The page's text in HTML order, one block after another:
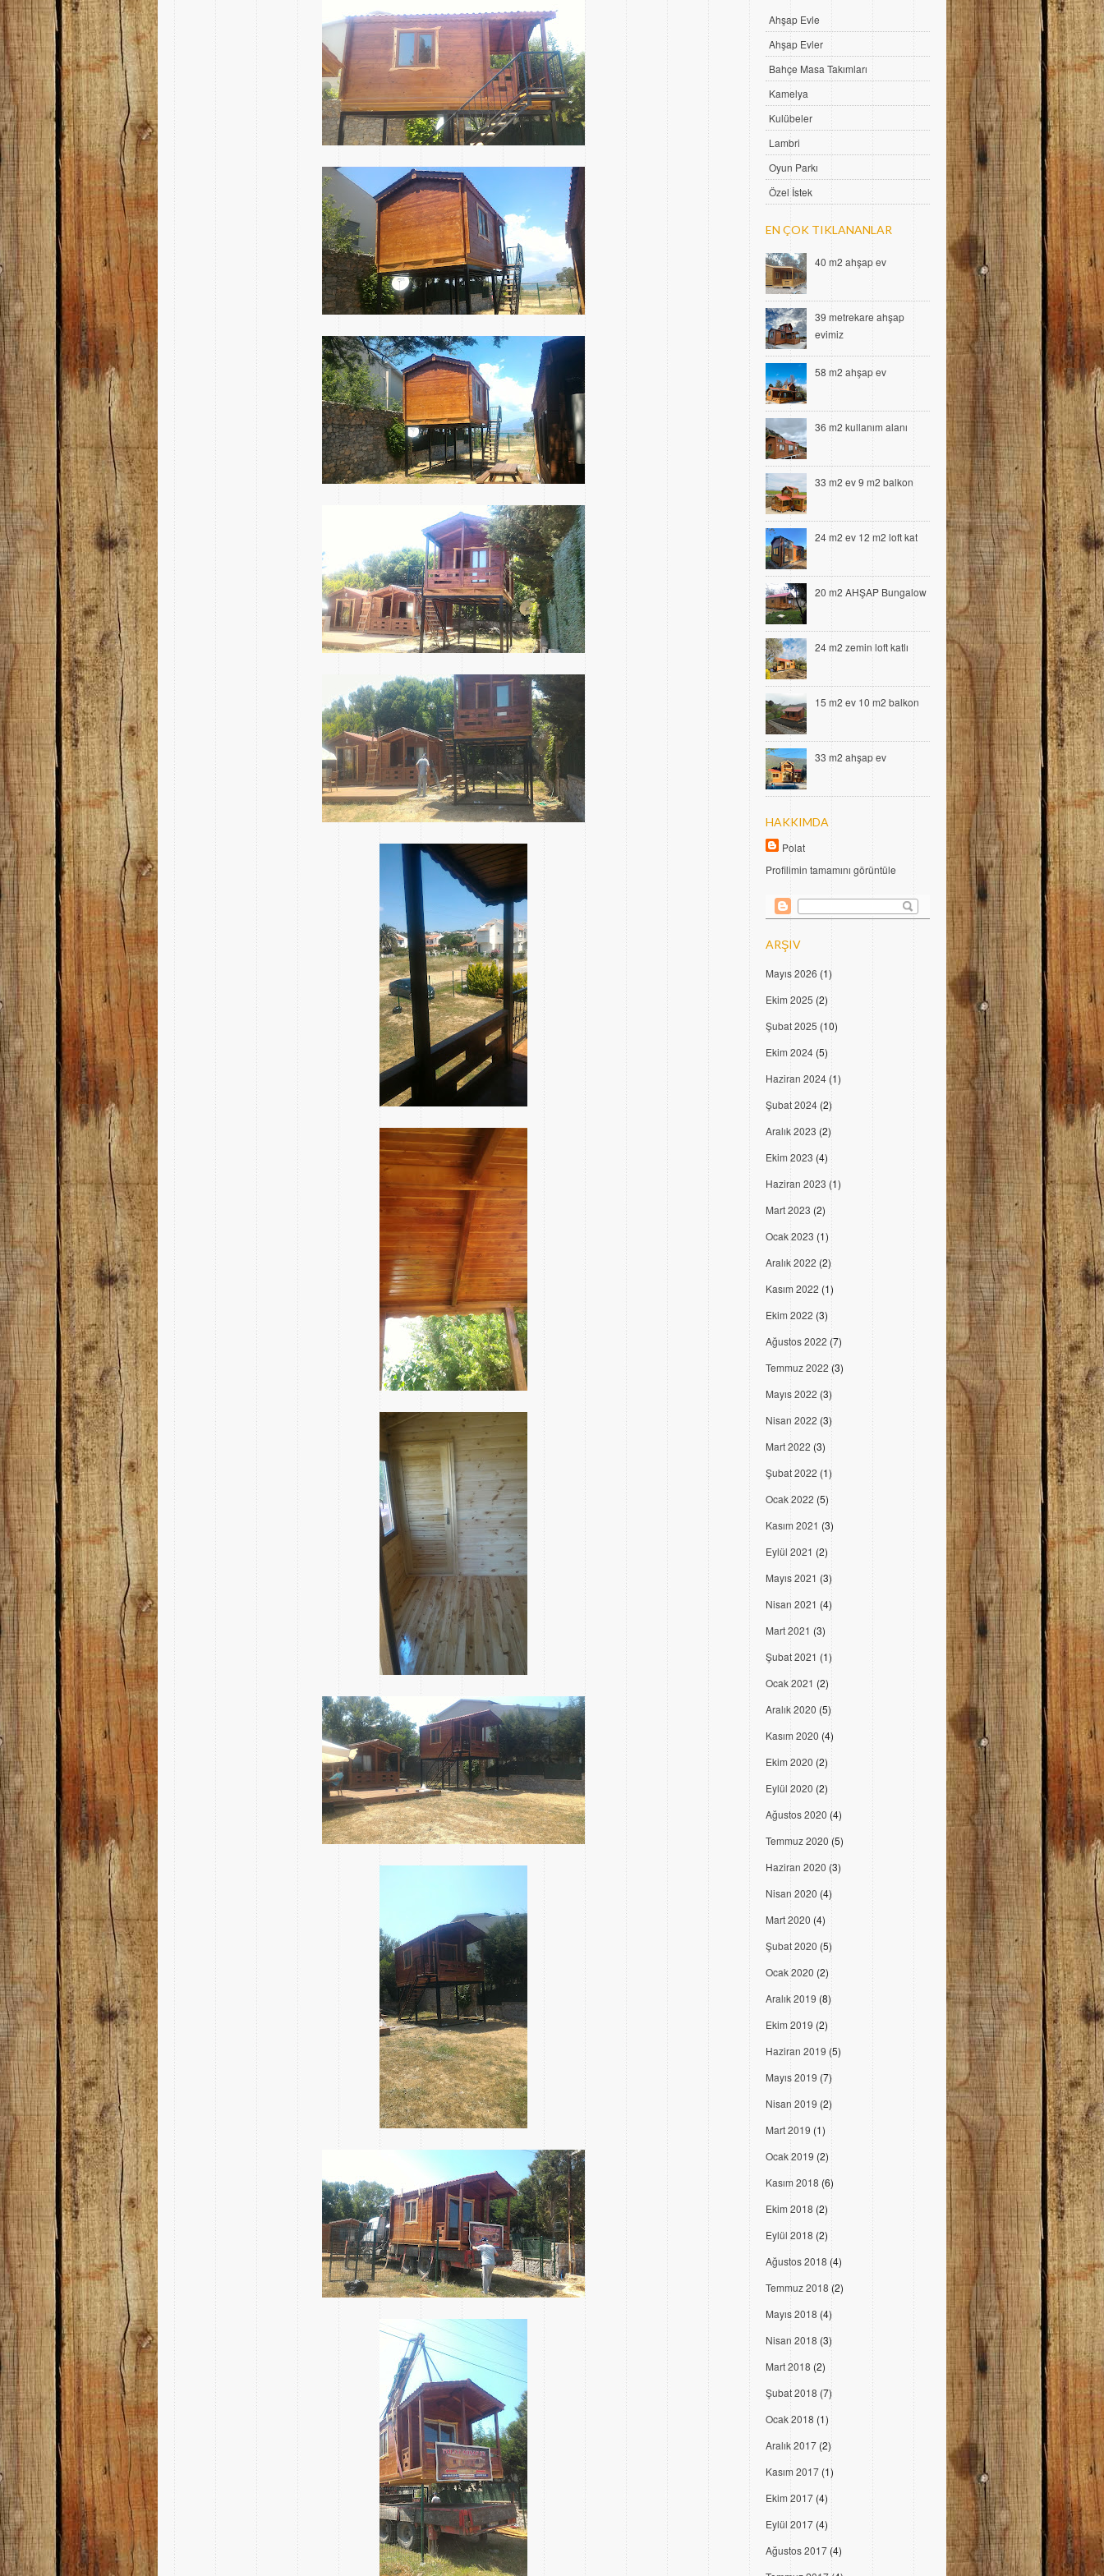
Ahşap Evle
Ahşap Evler
Bahçe Masa Takımları
Kamelya
Kulübeler
Lambri
Oyun Parkı
Özel İstek
EN ÇOK TIKLANANLAR
40 m2 ahşap ev
39 metrekare ahşap
evimiz
58 m2 ahşap ev
36 m2 kullanım alanı
33 m2 ev 9 m2 balkon
24 m2 ev 12 m2 loft kat
20 m2 AHŞAP Bungalow
24 m2 zemin loft katlı
15 m2 ev 10 m2 balkon
33 m2 ahşap ev
HAKKIMDA
Polat
Profilimin tamamını görüntüle
ARŞIV
Mayıs 2026 (1)
Ekim 2025 (2)
Şubat 2025 (10)
Ekim 2024 (5)
Haziran 2024(1)
Şubat 2024 (2)
Aralık 2023 (2)
Ekim 2023 (4)
Haziran 2023 (1)
Mart 2023 (2)
Ocak 2023 (1)
Aralık 2022 (2)
Kasım 2022 (1)
Ekim 2022 (3)
Ağustos 2022 (7)
Temmuz 2022 (3)
Mayıs 2022 (3)
Nisan 2022 (3)
Mart 2022 (3)
Şubat 2022 (1)
Ocak 2022 (5)
Kasım 2021 (3)
Eylül 2021 (2)
Mayıs 2021 (3)
Nisan 2021 (4)
Mart 2021 (3)
Şubat 2021 (1)
Ocak 2021 (2)
Aralık 2020 (5)
Kasım 2020 (4)
Ekim 2020 (2)
Eylül 2020 (2)
Ağustos 2020 (4)
Temmuz 2020 (5)
Haziran 2020 (3)
Nisan 2020 (4)
Mart 2020 (4)
Şubat 2020 (5)
Ocak 2020 (2)
Aralık 2019 (8)
Ekim 2019 (2)
Haziran 2019 (5)
Mayıs 2019 (7)
Nisan 2019 (2)
Mart 2019 (1)
Ocak 2019 (2)
Kasım 2018 (6)
Ekim 2018 (2)
Eylül 2018 (2)
Ağustos 2018 (4)
Temmuz 2018 (2)
Mayıs 2018 (4)
Nisan 2018 (3)
Mart 2018 (2)
Şubat 2018 (7)
Ocak 2018 (1)
Aralık 2017 (2)
Kasım 2017 (1)
Ekim 2017 (4)
Eylül 2017 (4)
Ağustos 2017(4)